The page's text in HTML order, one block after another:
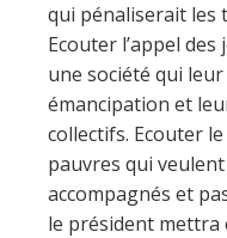
qui pénaliserait les
Ecouter l’appel
une société qui
émancipation et
collectifs. Ecouter
pauvres qui
accompagnés et
le président mettra